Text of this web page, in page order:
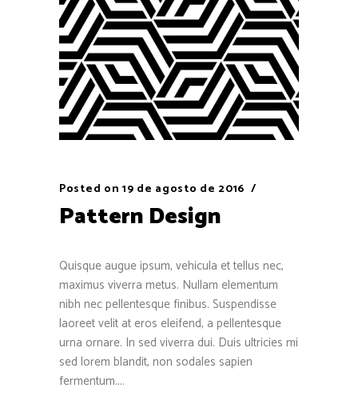
Posted on 19 de agosto de 2016
Pattern Design
Quisque augue ipsum, vehicula et tellus nec,
maximus viverra metus. Nullam elementum
nibh nec pellentesque finibus. Suspendisse
laoreet velit at eros eleifend, a pellentesque
urna ornare. In sed viverra dui. Duis ultricies mi
sed lorem blandit, non sodales sapien
fermentum....